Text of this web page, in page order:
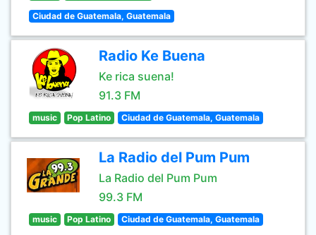
Ciudad de Guatemala, Guatemala
Radio Ke Buena
Ke rica suena!
91.3 FM
music Pop Latino Ciudad de Guatemala, Guatemala
La Radio del Pum Pum
La Radio del Pum Pum
99.3 FM
music Pop Latino Ciudad de Guatemala, Guatemala